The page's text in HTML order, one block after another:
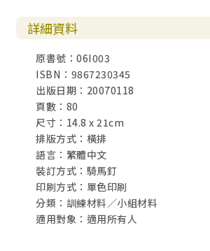
詳細資料
原書號：06I003
ISBN：9867230345
出版日期：20070118
頁數：80
尺寸：14.8 x 21cm
排版方式：橫排
語言：繁體中文
裝訂方式：騎馬釘
印刷方式：單色印刷
分類：訓練材料／小組材料
適用對象：適用所有人